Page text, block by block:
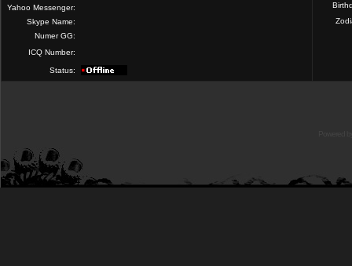
Yahoo Messenger:
Skype Name:
Numer GG:
ICQ Number:
Status: